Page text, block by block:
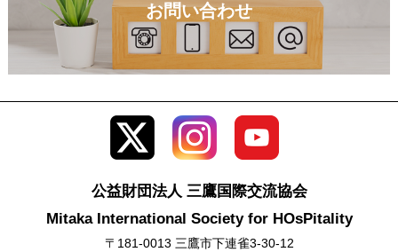
お問い合わせ
公益財団法人 三鷹国際交流協会
Mitaka International Society for HOsPitality
〒181-0013 三鷹市下連雀3-30-12